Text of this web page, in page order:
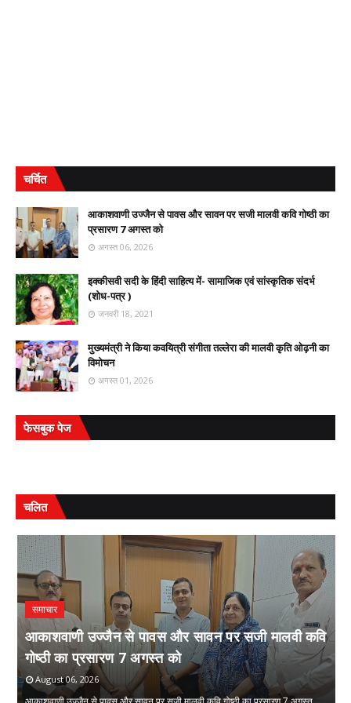
चर्चित
आकाशवाणी उज्जैन से पावस और सावन पर सजी मालवी कवि गोष्ठी का
प्रसारण 7 अगस्त को
अगस्त 06, 2026
इक्कीसवी सदी के हिंदी साहित्य में- सामाजिक एवं सांस्कृतिक संदर्भ
(शोध-पत्र )
जनवरी 18, 2021
मुख्यमंत्री ने किया कवयित्री संगीता तल्लेरा की मालवी कृति ओढ़नी का
विमोचन
अगस्त 01, 2026
फेसबुक पेज
चलित
समाचार
आकाशवाणी उज्जैन से पावस और सावन पर सजी मालवी कवि
गोष्ठी का प्रसारण 7 अगस्त को
August 06, 2026